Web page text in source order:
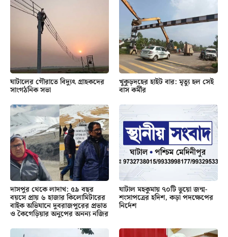
ঘাটালের গৌরাতে বিদ্যুৎ গ্রাহকদের
সাংগঠনিক সভা
খুকুড়দহের হাইট বার: মৃত্যু হল সেই
বাস কর্মীর
দাসপুর থেকে লাদাখ: ৫৯ বছর
বয়সে প্রায় ৬ হাজার কিলোমিটারের
বাইক অভিযানে দুবরাজপুরের প্রভাত
ও কৈগেড়িয়ার অনুপের অনন্য নজির
ঘাটাল মহকুমায় ৭০টি ভুয়ো জন্ম-
শংসাপত্রের হদিশ, কড়া পদক্ষেপের
নির্দেশ